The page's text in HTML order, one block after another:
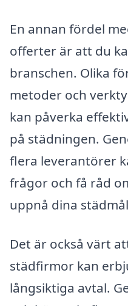
En annan fördel
offerter är att du
branschen. Olika
metoder och
kan påverka
på städningen.
flera leverantörer
frågor och få råd
uppnå dina
Det är också värt
städfirmor kan
långsiktiga avtal.